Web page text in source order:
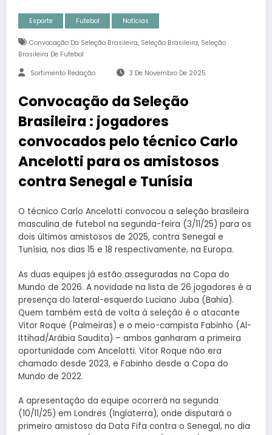
Esporte Futebol Notícias
Convocação Da Seleção Brasileira, Seleção Brasileira, Seleção
Brasileira De Futebol
Sortimento Redação 3 De Novembro De 2025
Convocação da Seleção
Brasileira : jogadores
convocados pelo técnico Carlo
Ancelotti para os amistosos
contra Senegal e Tunísia
O técnico Carlo Ancelotti convocou a seleção brasileira
masculina de futebol na segunda-feira (3/11/25) para os
dois últimos amistosos de 2025, contra Senegal e
Tunísia, nos dias 15 e 18 respectivamente, na Europa.
As duas equipes já estão asseguradas na Copa do
Mundo de 2026. A novidade na lista de 26 jogadores é a
presença do lateral-esquerdo Luciano Juba (Bahia).
Quem também está de volta à seleção é o atacante
Vitor Roque (Palmeiras) e o meio-campista Fabinho (Al-
Ittihad/Arábia Saudita) – ambos ganharam a primeira
oportunidade com Ancelotti. Vitor Roque não era
chamado desde 2023, e Fabinho desde a Copa do
Mundo de 2022.
A apresentação da equipe ocorrerá na segunda
(10/11/25) em Londres (Inglaterra), onde disputará o
primeiro amistoso da Data Fifa contra o Senegal, no dia